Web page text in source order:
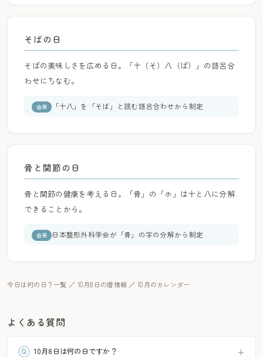
そばの日
そばの美味しさを広める日。「十（そ）八（ば）」の語呂合
わせにちなむ。
由来 「十八」を「そば」と読む語呂合わせから制定
骨と関節の日
骨と関節の健康を考える日。「骨」の「ホ」は十と八に分解
できることから。
由来 日本整形外科学会が「骨」の字の分解から制定
今日は何の日？一覧 ／ 10月8日の暦情報 ／ 10月のカレンダー
よくある質問
10月8日は何の日ですか？